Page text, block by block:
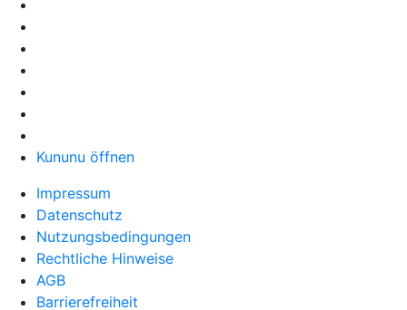
Kununu öffnen
Impressum
Datenschutz
Nutzungsbedingungen
Rechtliche Hinweise
AGB
Barrierefreiheit